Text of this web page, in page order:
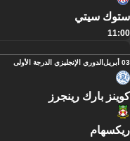
ستوك سيتي
11:00
03 أبريل الدوري الإنجليزي الدرجة الأولى
كوينز بارك رينجرز
ريكسهام